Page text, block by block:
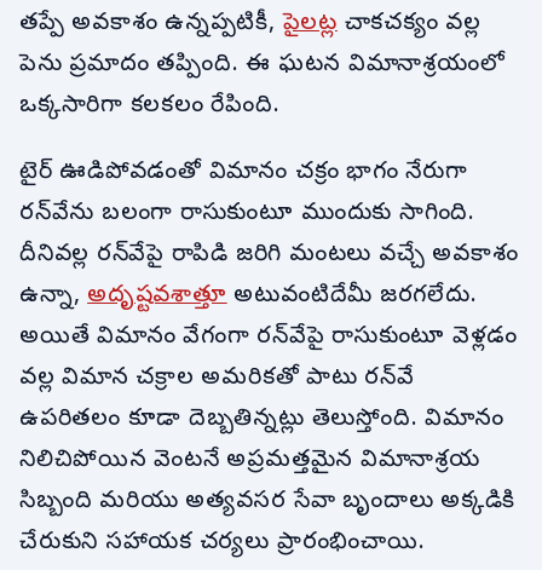
తప్పే అవకాశం ఉన్నప్పటికీ,పైలట్లచాకచక్యం వల్ల
పెను ప్రమాదం తప్పింది. ఈ ఘటన విమానాశ్రయంలో
ఒక్కసారిగా కలకలం రేపింది.
టైర్ ఊడిపోవడంతో విమానం చక్రం భాగం నేరుగా
రన్‌వేను బలంగా రాసుకుంటూ ముందుకు సాగింది.
దీనివల్ల రన్‌వేపై రాపిడి జరిగి మంటలు వచ్చే అవకాశం
ఉన్నా,అదృష్టవశాత్తూఅటువంటిదేమీ జరగలేదు.
అయితే విమానం వేగంగా రన్‌వేపై రాసుకుంటూ వెళ్లడం
వల్ల విమాన చక్రాల అమరికతో పాటు రన్‌వే
ఉపరితలం కూడా దెబ్బతిన్నట్లు తెలుస్తోంది. విమానం
నిలిచిపోయిన వెంటనే అప్రమత్తమైన విమానాశ్రయ
సిబ్బంది మరియు అత్యవసర సేవా బృందాలు అక్కడికి
చేరుకుని సహాయక చర్యలు ప్రారంభించాయి.